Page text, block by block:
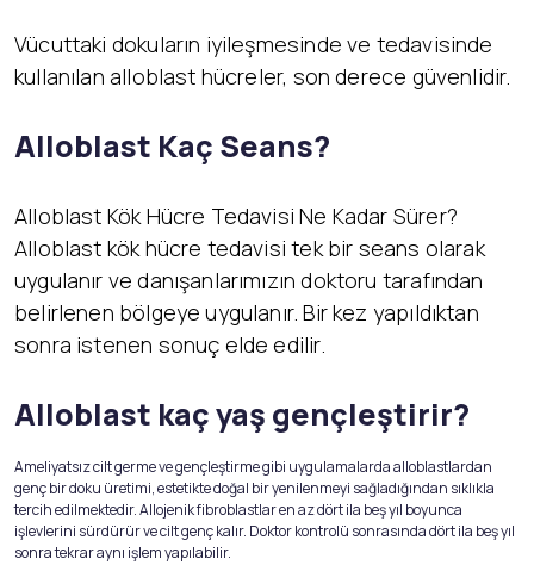
Vücuttaki dokuların iyileşmesinde ve tedavisinde
kullanılan alloblast hücreler, son derece güvenlidir.
Alloblast Kaç Seans?
Alloblast Kök Hücre Tedavisi Ne Kadar Sürer?
Alloblast kök hücre tedavisi tek bir seans olarak
uygulanır ve danışanlarımızın doktoru tarafından
belirlenen bölgeye uygulanır. Bir kez yapıldıktan
sonra istenen sonuç elde edilir.
Alloblast kaç yaş gençleştirir?
Ameliyatsız cilt germe ve gençleştirme gibi uygulamalarda alloblastlardan
genç bir doku üretimi, estetikte doğal bir yenilenmeyi sağladığından sıklıkla
tercih edilmektedir. Allojenik fibroblastlar en az dört ila beş yıl boyunca
işlevlerini sürdürür ve cilt genç kalır. Doktor kontrolü sonrasında dört ila beş yıl
sonra tekrar aynı işlem yapılabilir.